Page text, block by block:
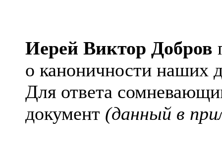
Иерей Виктор Добров
о каноничности наших
Для ответа
документ (данный в